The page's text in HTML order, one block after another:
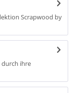
Scrapwood by
durch ihre